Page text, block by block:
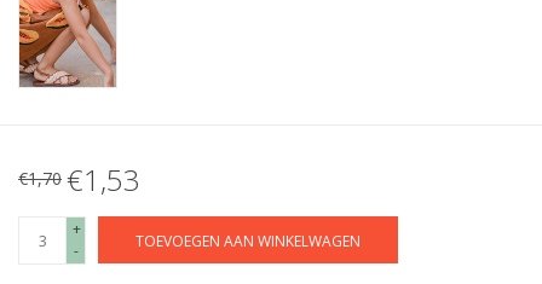
€1,70 €1,53
+
-
TOEVOEGEN AAN WINKELWAGEN